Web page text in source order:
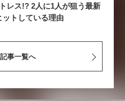
レス!? 2人に1人が狙う最新
トしている理由
事一覧へ